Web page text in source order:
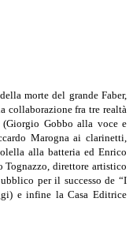
morte del grande Faber,
collaborazione fra tre realtà
(Giorgio Gobbo alla voce e
Marogna ai clarinetti,
alla batteria ed Enrico
Tognazzo , direttore artistico
per il successo de “I
e infine la Casa Edi­trice